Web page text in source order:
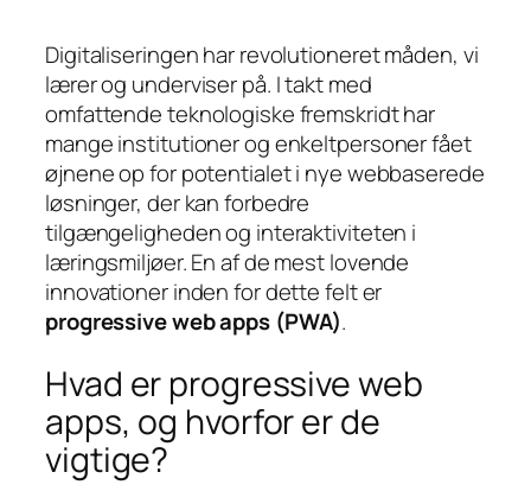
Digitaliseringen har revolutioneret måden, vi
lærer og underviser på. I takt med
omfattende teknologiske fremskridt har
mange institutioner og enkeltpersoner fået
øjnene op for potentialet i nye webbaserede
løsninger, der kan forbedre
tilgængeligheden og interaktiviteten i
læringsmiljøer. En af de mest lovende
innovationer inden for dette felt er
progressive web apps (PWA).
Hvad er progressive web
apps, og hvorfor er de
vigtige?